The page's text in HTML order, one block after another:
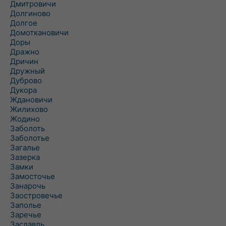
Дмитровичи
Долгиново
Долгое
Домоткановичи
Доры
Дражно
Дричин
Дружный
Дуброво
Дукора
Ждановичи
Жилихово
Жодино
Заболоть
Заболотье
Загалье
Зазерка
Замки
Замосточье
Занарочь
Заостровечье
Заполье
Заречье